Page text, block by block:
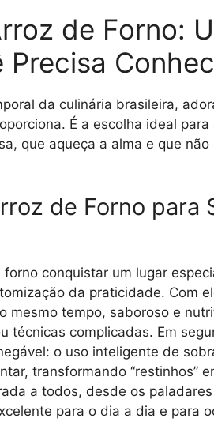
de Forno:
Precisa
da culinária brasileira,
É a escolha ideal
que aqueça a alma e que não
de Forno para
conquistar um lugar
da praticidade. Com
mesmo tempo, saboroso e
técnicas complicadas. Em
o uso inteligente de
transformando “restinhos”
a todos, desde os
para o dia a dia e para